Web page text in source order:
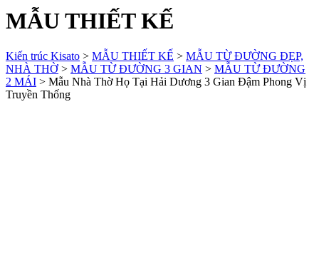
MẪU THIẾT KẾ
Kiến trúc Kisato > MẪU THIẾT KẾ > MẪU TỪ ĐƯỜNG ĐẸP,
NHÀ THỜ > MẪU TỪ ĐƯỜNG 3 GIAN > MẪU TỪ ĐƯỜNG
2 MÁI > Mẫu Nhà Thờ Họ Tại Hải Dương 3 Gian Đậm Phong Vị
Truyền Thống